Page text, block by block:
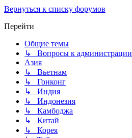
Вернуться к списку форумов
Перейти
Общие темы
↳ Вопросы к администрации
Азия
↳ Вьетнам
↳ Гонконг
↳ Индия
↳ Индонезия
↳ Камбоджа
↳ Китай
↳ Корея